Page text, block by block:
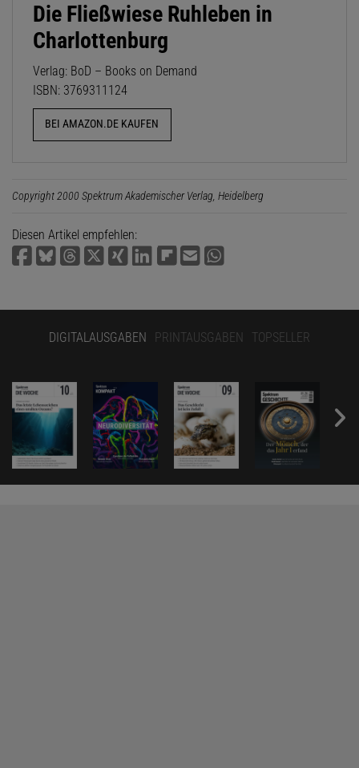
Die Fließwiese Ruhleben in
Charlottenburg
Verlag: BoD – Books on Demand
ISBN: 3769311124
BEI AMAZON.DE KAUFEN
Copyright 2000 Spektrum Akademischer Verlag, Heidelberg
Diesen Artikel empfehlen:
DIGITALAUSGABEN PRINTAUSGABEN TOPSELLER